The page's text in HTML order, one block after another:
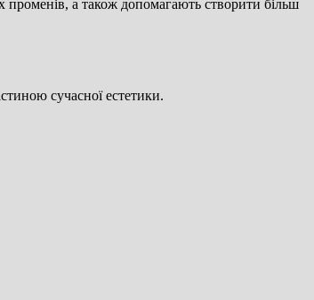
променів, а також допомагають створити більш
сучасної естетики.